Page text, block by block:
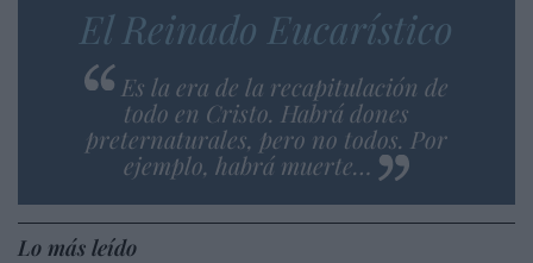
El Reinado Eucarístico
Es la era de la recapitulación de
todo en Cristo. Habrá dones
preternaturales, pero no todos. Por
ejemplo, habrá muerte…
Lo más leído